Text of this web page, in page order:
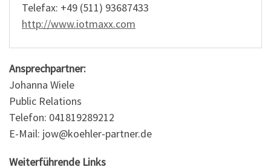
Telefax: +49 (511) 93687433
http://www.iotmaxx.com
Ansprechpartner:
Johanna Wiele
Public Relations
Telefon: 041819289212
E-Mail: jow@koehler-partner.de
Weiterführende Links